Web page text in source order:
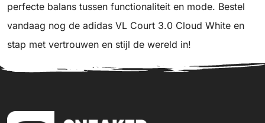
perfecte balans tussen functionaliteit en mode. Bestel
vandaag nog de adidas VL Court 3.0 Cloud White en
stap met vertrouwen en stijl de wereld in!